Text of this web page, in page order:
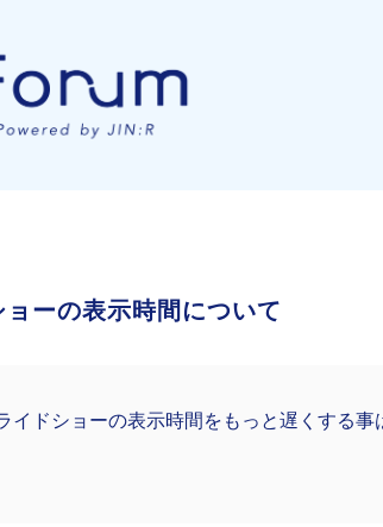
ーの表示時間について
イドショーの表示時間をもっと遅くする事